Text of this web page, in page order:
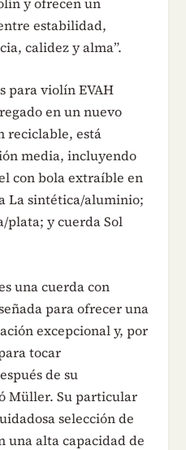
estabilidad,
calidez y alma”.
para violín EVAH
en un nuevo
reciclable, está
media, incluyendo
con bola extraíble en
La sintética/aluminio;
plata; y cuerda Sol
una cuerda con
para ofrecer una
excepcional y, por
tocar
de su
Müller. Su particular
selección de
una alta capacidad de